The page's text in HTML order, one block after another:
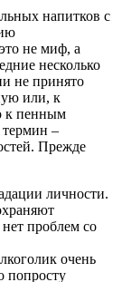
напитков с
не миф, а
несколько
не принято
или, к
к пенным
термин –
Прежде
личности.
проблем со
очень
попросту